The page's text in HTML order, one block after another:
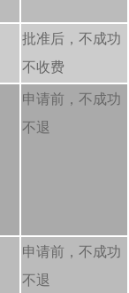
批准后，不成功
不收费
申请前，不成功
不退
申请前，不成功
不退